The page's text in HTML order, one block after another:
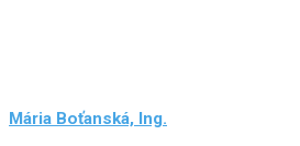
Mária Boťanská, Ing.